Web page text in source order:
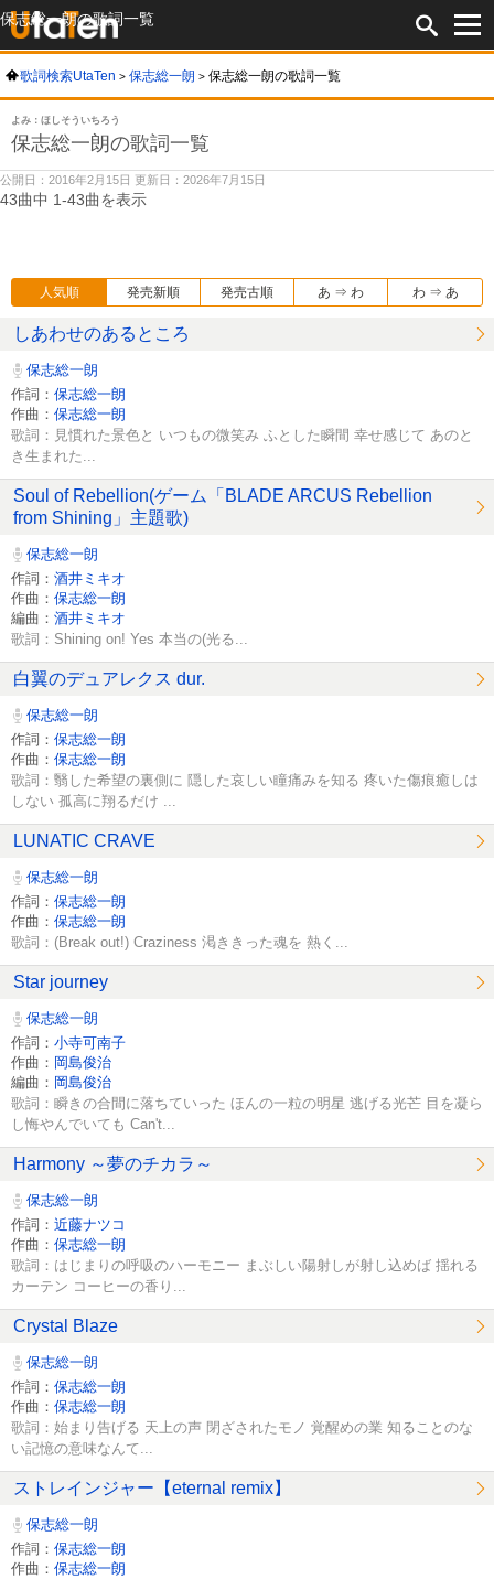
保志総一朗の歌詞一覧
歌詞検索UtaTen 保志総一朗 保志総一朗の歌詞一覧
よみ：ほしそういちろう
保志総一朗の歌詞一覧
公開日：2016年2月15日 更新日：2026年7月15日
43曲中 1-43曲を表示
人気順 発売新順 発売古順 あ ⇒ わ わ ⇒ あ
しあわせのあるところ
保志総一朗
作詞： 保志総一朗
作曲： 保志総一朗
歌詞：見慣れた景色と いつもの微笑み ふとした瞬間 幸せ感じて あのと
き生まれた...
Soul of Rebellion(ゲーム「BLADE ARCUS Rebellion
from Shining」主題歌)
保志総一朗
作詞： 酒井ミキオ
作曲： 保志総一朗
編曲： 酒井ミキオ
歌詞：Shining on! Yes 本当の(光る...
白翼のデュアレクス dur.
保志総一朗
作詞： 保志総一朗
作曲： 保志総一朗
歌詞：翳した希望の裏側に 隠した哀しい瞳痛みを知る 疼いた傷痕癒しは
しない 孤高に翔るだけ ...
LUNATIC CRAVE
保志総一朗
作詞： 保志総一朗
作曲： 保志総一朗
歌詞：(Break out!) Craziness 渇ききった魂を 熱く...
Star journey
保志総一朗
作詞： 小寺可南子
作曲： 岡島俊治
編曲： 岡島俊治
歌詞：瞬きの合間に落ちていった ほんの一粒の明星 逃げる光芒 目を凝ら
し悔やんでいても Can't...
Harmony ～夢のチカラ～
保志総一朗
作詞： 近藤ナツコ
作曲： 保志総一朗
歌詞：はじまりの呼吸のハーモニー まぶしい陽射しが射し込めば 揺れる
カーテン コーヒーの香り...
Crystal Blaze
保志総一朗
作詞： 保志総一朗
作曲： 保志総一朗
歌詞：始まり告げる 天上の声 閉ざされたモノ 覚醒めの業 知ることのな
い記憶の意味なんて...
ストレインジャー【eternal remix】
保志総一朗
作詞： 保志総一朗
作曲： 保志総一朗